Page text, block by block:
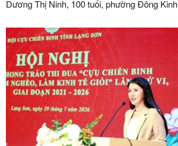
Dương Thị Ninh, 100 tuổi, phường Đông Kinh